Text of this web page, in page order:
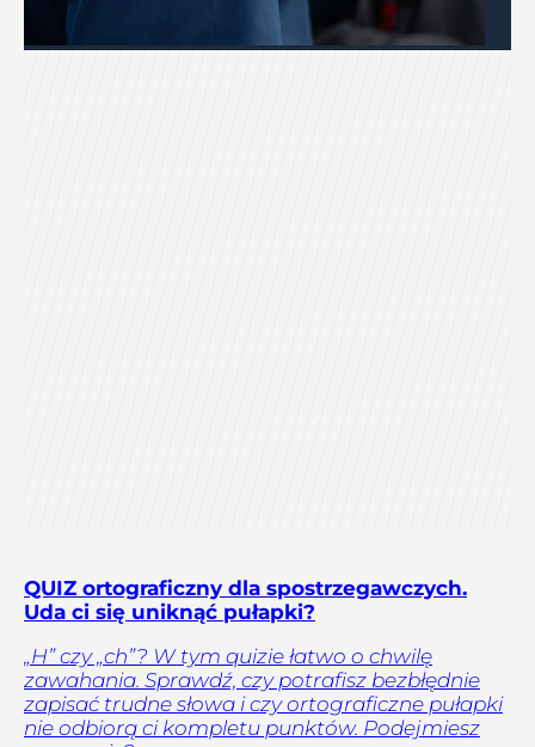
QUIZ ortograficzny dla spostrzegawczych.
Uda ci się uniknąć pułapki?
„H” czy „ch”? W tym quizie łatwo o chwilę
zawahania. Sprawdź, czy potrafisz bezbłędnie
zapisać trudne słowa i czy ortograficzne pułapki
nie odbiorą ci kompletu punktów. Podejmiesz